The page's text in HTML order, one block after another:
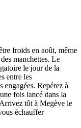
froids en août, même
manchettes. Le
le jour de la
entre les
engagées. Repérez à
fois lancé dans la
tôt à Megève le
échauffer